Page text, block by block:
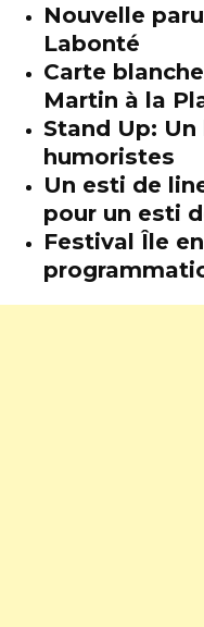
Nouvelle
Labonté
Carte
Martin à la
Stand Up:
humoristes
Un esti de
pour un esti
Festival Île